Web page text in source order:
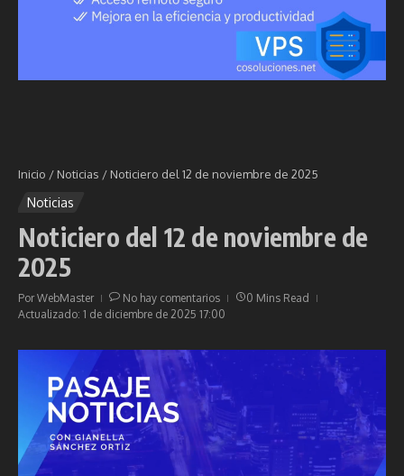
Inicio / Noticias / Noticiero del 12 de noviembre de 2025
Noticias
Noticiero del 12 de noviembre de
2025
PorWebMaster No hay comentarios
0 Mins Read
Actualizado: 1 de diciembre de 2025 17:00